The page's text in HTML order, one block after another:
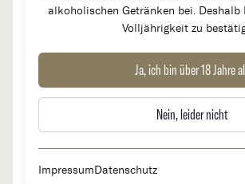
alkoholischen Getränken bei. Deshalb
Volljährigkeit zu
Ja, ich bin über 18 Jahre
Nein, leider nicht
ImpressumDatenschutz
Chateau Quintus
Herkunftsland
Frankreich
Region
Bordeaux,